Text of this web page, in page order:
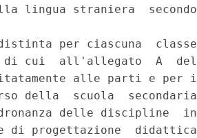
lingua straniera  secondo
per ciascuna  classe
di cui  all'allegato  A  del
alle parti e per i
della  scuola  secondaria
delle discipline  in
e di progettazione  didattica